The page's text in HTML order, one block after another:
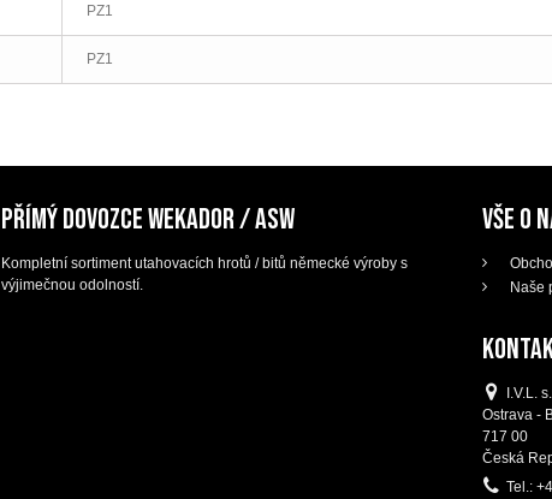
PZ1
PZ1
PŘÍMÝ DOVOZCE WEKADOR / ASW
Kompletní sortiment utahovacích hrotů / bitů německé výroby s
výjimečnou odolností.
VŠE O
Naše
I.V.L.
Ostrava -
717 00
Česká
Tel.: